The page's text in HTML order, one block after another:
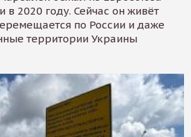
в 2020 году. Сейчас он живёт
по России и даже
территории Украины